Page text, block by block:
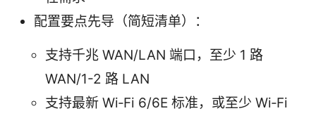
配置要点先导（简短清单）：
支持千兆 WAN/LAN 端口，至少 1 路
WAN/1-2 路 LAN
支持最新 Wi‑Fi 6/6E 标准，或至少 Wi‑Fi